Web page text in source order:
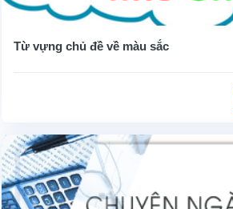
Từ vựng chủ đề về màu sắc